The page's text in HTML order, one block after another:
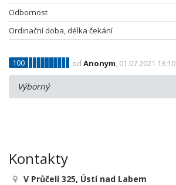
Odbornost
Ordinační doba, délka čekání
100 od Anonym, 01.07.2021 13:10
Výborný
Kontakty
V Průčelí 325, Ústí nad Labem